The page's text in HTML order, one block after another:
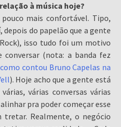
à música hoje?
mais confortável. Tipo,
depois do papelão que a gente
isso tudo foi um motivo
(nota: a banda fez
como contou Bruno Capelas na
). Hoje acho que a gente está
várias conversas várias
pra poder começar esse
Realmente, o negócio